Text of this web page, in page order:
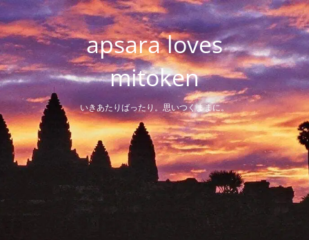
Skip
to
content
apsara loves
mitoken
いきあたりばったり。思いつくままに。